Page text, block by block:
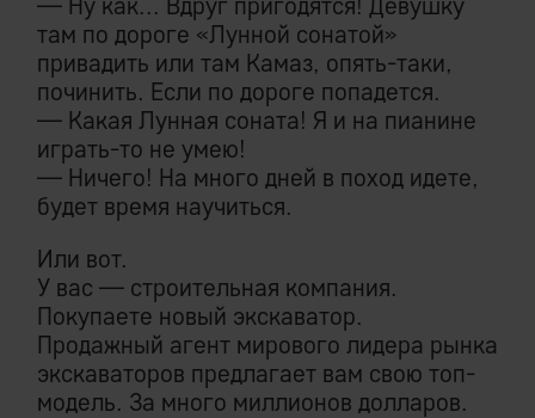
там по дороге «Лунной сонатой»
привадить или там Камаз, опять-таки,
починить. Если по дороге попадется.
— Какая Лунная соната! Я и на пианине
играть-то не умею!
— Ничего! На много дней в поход идете,
будет время научиться.
Или вот.
У вас — строительная компания.
Покупаете новый экскаватор.
Продажный агент мирового лидера рынка
экскаваторов предлагает вам свою топ-
модель. За много миллионов долларов.